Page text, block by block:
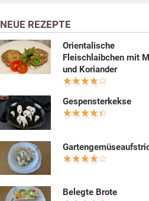
NEUE REZEPTE
Orientalische
Fleischlaibchen mit
und Koriander
Gespensterkekse
Belegte Brote